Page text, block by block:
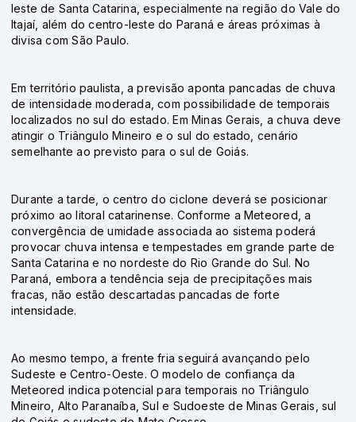
leste de Santa Catarina, especialmente na região do Vale do
Itajaí, além do centro-leste do Paraná e áreas próximas à
divisa com São Paulo.
Em território paulista, a previsão aponta pancadas de chuva
de intensidade moderada, com possibilidade de temporais
localizados no sul do estado. Em Minas Gerais, a chuva deve
atingir o Triângulo Mineiro e o sul do estado, cenário
semelhante ao previsto para o sul de Goiás.
Durante a tarde, o centro do ciclone deverá se posicionar
próximo ao litoral catarinense. Conforme a Meteored, a
convergência de umidade associada ao sistema poderá
provocar chuva intensa e tempestades em grande parte de
Santa Catarina e no nordeste do Rio Grande do Sul. No
Paraná, embora a tendência seja de precipitações mais
fracas, não estão descartadas pancadas de forte
intensidade.
Ao mesmo tempo, a frente fria seguirá avançando pelo
Sudeste e Centro-Oeste. O modelo de confiança da
Meteored indica potencial para temporais no Triângulo
Mineiro, Alto Paranaíba, Sul e Sudoeste de Minas Gerais, sul